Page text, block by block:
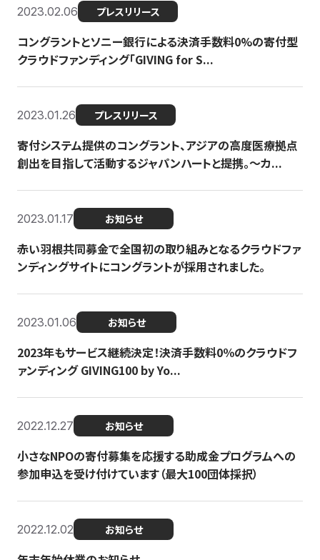
2023.02.06 プレスリリース
コングラントとソニー銀行による決済手数料0%の寄付型
クラウドファンディング「GIVING for S...
2023.01.26 プレスリリース
寄付システム提供のコングラント、アジアの高度医療拠点
創出を目指して活動するジャパンハートと提携。〜カ...
2023.01.17 お知らせ
赤い羽根共同募金で全国初の取り組みとなるクラウドファ
ンディングサイトにコングラントが採用されました。
2023.01.06 お知らせ
2023年もサービス継続決定！決済手数料0％のクラウドフ
ァンディング GIVING100 by Yo...
2022.12.27 お知らせ
小さなNPOの寄付募集を応援する助成金プログラムへの
参加申込を受け付けています（最大100団体採択）
2022.12.02 お知らせ